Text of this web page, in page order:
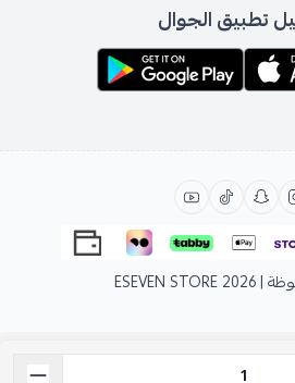
تطبيق الجوال
| 2026
ESEVEN STORE